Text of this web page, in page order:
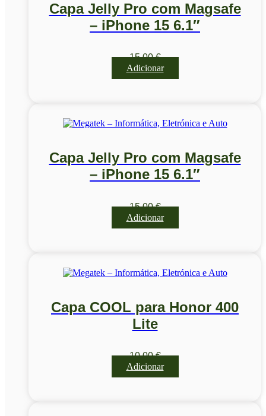
Capa Jelly Pro com Magsafe
– iPhone 15 6.1″
15,00€
Adicionar
Capa Jelly Pro com Magsafe
– iPhone 15 6.1″
15,00€
Adicionar
Capa COOL para Honor 400
Lite
10,00€
Adicionar